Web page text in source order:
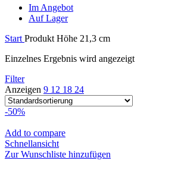
Im Angebot
Auf Lager
Start Produkt Höhe 21,3 cm
Einzelnes Ergebnis wird angezeigt
Filter
Anzeigen 9 12 18 24
-50%
Add to compare
Schnellansicht
Zur Wunschliste hinzufügen